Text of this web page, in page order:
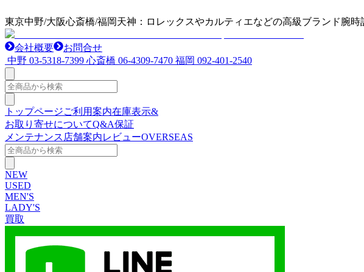
東京中野/大阪心斎橋/福岡天神：ロレックスやカルティエなどの高級ブランド腕
会社概要
お問合せ
中野 03-5318-7399 心斎橋 06-4309-7470 福岡 092-401-2540
トップページご利用案内在庫表示&
お取り寄せについてQ&A保証
メンテナンス 店舗案内レビューOVERSEAS
NEW
USED
MEN'S
LADY'S
買取